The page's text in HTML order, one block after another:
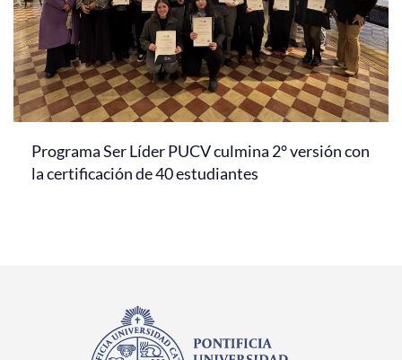
Programa Ser Líder PUCV culmina 2° versión con
la certificación de 40 estudiantes